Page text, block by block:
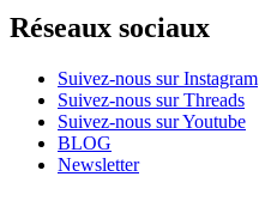
Réseaux sociaux
Suivez-nous sur Instagram
Suivez-nous sur Threads
Suivez-nous sur Youtube
BLOG
Newsletter